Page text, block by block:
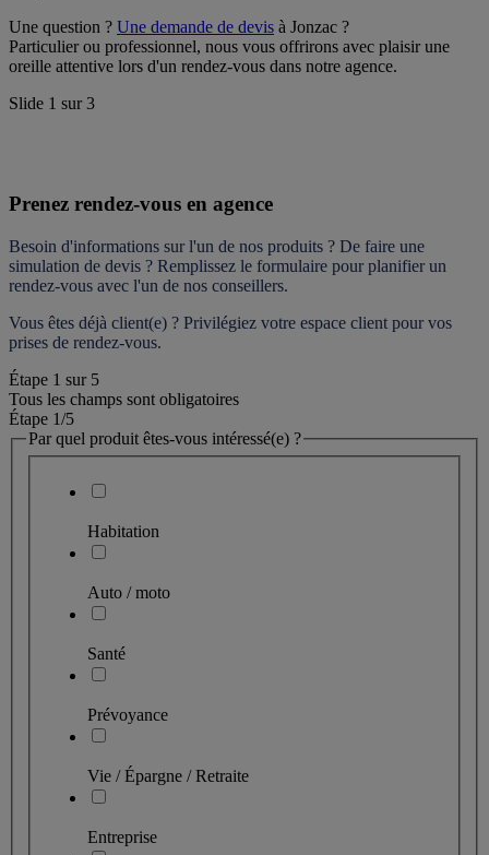
Une question ? Une demande de devis à Jonzac ?
Particulier ou professionnel, nous vous offrirons avec plaisir une
oreille attentive lors d'un rendez-vous dans notre agence.
Slide 1 sur3
Prenez rendez-vous en agence
Besoin d'informations sur l'un de nos produits ? De faire une
simulation de devis ? Remplissez le formulaire pour planifier un
rendez-vous avec l'un de nos conseillers.
Vous êtes déjà client(e) ? Privilégiez votre espace client pour vos
prises de rendez-vous.
Étape 1 sur 5
Tous les champs sont obligatoires
Étape 1/5
Par quel produit êtes-vous intéressé(e) ?
Habitation
Auto / moto
Santé
Prévoyance
Vie / Épargne / Retraite
Entreprise